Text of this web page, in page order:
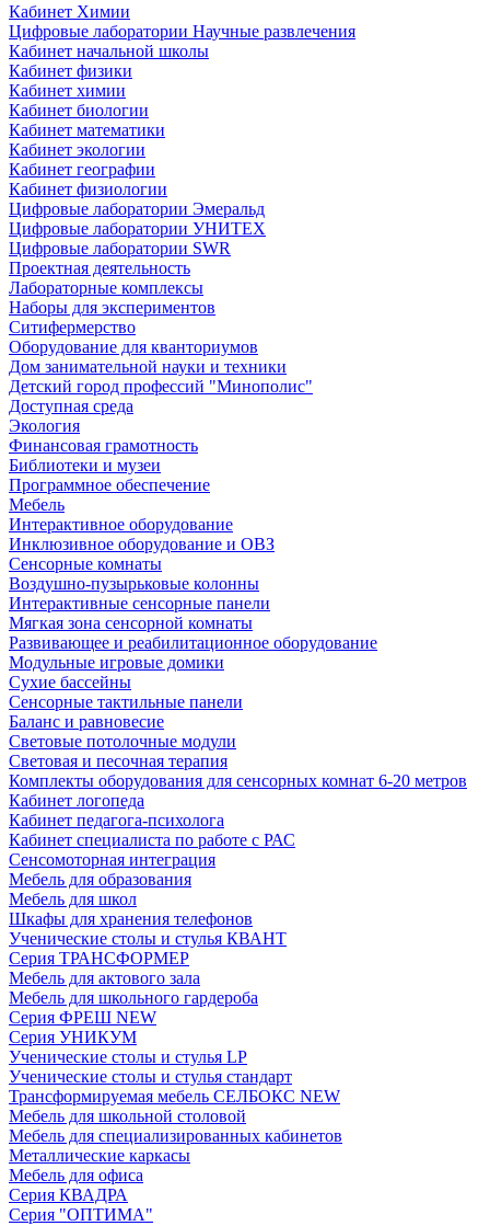
Кабинет Химии
Цифровые лаборатории Научные развлечения
Кабинет начальной школы
Кабинет физики
Кабинет химии
Кабинет биологии
Кабинет математики
Кабинет экологии
Кабинет географии
Кабинет физиологии
Цифровые лаборатории Эмеральд
Цифровые лаборатории УНИТЕХ
Цифровые лаборатории SWR
Проектная деятельность
Лабораторные комплексы
Наборы для экспериментов
Ситифермерство
Оборудование для кванториумов
Дом занимательной науки и техники
Детский город профессий "Минополис"
Доступная среда
Экология
Финансовая грамотность
Библиотеки и музеи
Программное обеспечение
Мебель
Интерактивное оборудование
Инклюзивное оборудование и ОВЗ
Cенсорные комнаты
Воздушно-пузырьковые колонны
Интерактивные сенсорные панели
Мягкая зона сенсорной комнаты
Развивающее и реабилитационное оборудование
Модульные игровые домики
Сухие бассейны
Сенсорные тактильные панели
Баланс и равновесие
Световые потолочные модули
Световая и песочная терапия
Комплекты оборудования для сенсорных комнат 6-20 метров
Кабинет логопеда
Кабинет педагога-психолога
Кабинет специалиста по работе с РАС
Сенсомоторная интеграция
Мебель для образования
Мебель для школ
Шкафы для хранения телефонов
Ученические столы и стулья КВАНТ
Серия ТРАНСФОРМЕР
Мебель для актового зала
Мебель для школьного гардероба
Серия ФРЕШ NEW
Серия УНИКУМ
Ученические столы и стулья LP
Ученические столы и стулья стандарт
Трансформируемая мебель СЕЛБОКС NEW
Мебель для школьной столовой
Мебель для специализированных кабинетов
Металлические каркасы
Мебель для офиса
Серия КВАДРА
Серия "ОПТИМА"